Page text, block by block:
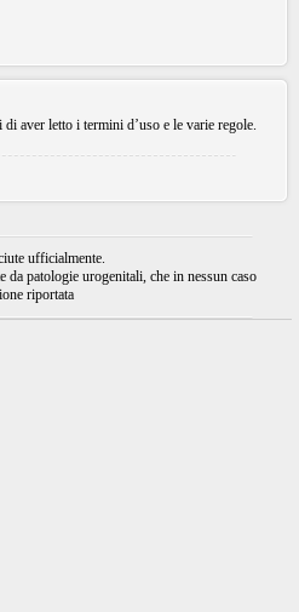
aver letto i termini d’uso e le varie regole.
ufficialmente.
patologie urogenitali, che in nessun caso
riportata